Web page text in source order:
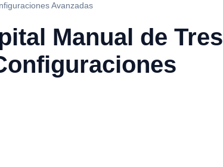
Avanzadas
Manual de Tres